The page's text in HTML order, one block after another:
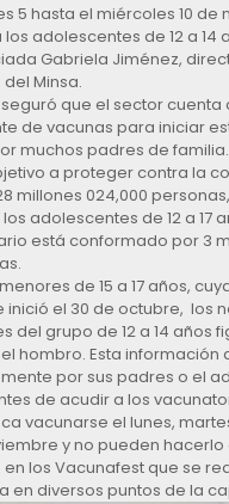
5 hasta el miércoles 10 de
adolescentes de 12 a 14
Gabriela Jiménez,
Minsa.
que el sector cuenta
de vacunas para iniciar
muchos padres de familia.
a proteger contra la
millones 024,000
adolescentes de 12 a 17
está conformado por 3
de 15 a 17 años,
inició el 30 de octubre, los
del grupo de 12 a 14 años
hombro. Esta información
por sus padres o el
de acudir a los
vacunarse el lunes,
y no pueden
los Vacunafest que se
en diversos puntos de la